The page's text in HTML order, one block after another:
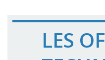
LES